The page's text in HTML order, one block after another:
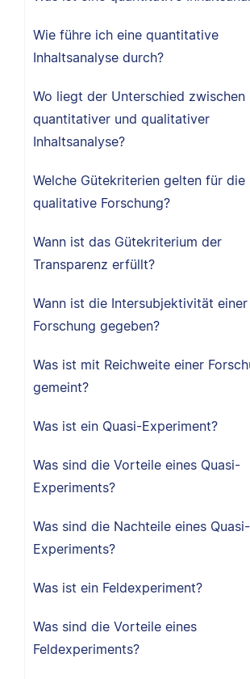
Wie führe ich eine quantitative
Inhaltsanalyse durch?
Wo liegt der Unterschied zwischen
quantitativer und qualitativer
Inhaltsanalyse?
Welche Gütekriterien gelten für die
qualitative Forschung?
Wann ist das Gütekriterium der
Transparenz erfüllt?
Wann ist die Intersubjektivität einer
Forschung gegeben?
Was ist mit Reichweite einer
gemeint?
Was ist ein Quasi-Experiment?
Was sind die Vorteile eines Quasi-
Experiments?
Was sind die Nachteile eines Quasi-
Experiments?
Was ist ein Feldexperiment?
Was sind die Vorteile eines
Feldexperiments?